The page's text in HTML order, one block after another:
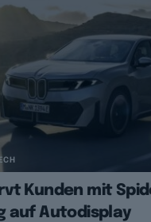
Kunden mit
auf Autodisplay